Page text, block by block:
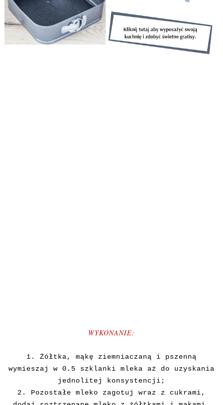
WYKONANIE:
1. Żółtka, mąkę ziemniaczaną i pszenną
wymieszaj w 0.5 szklanki mleka aż do uzyskania
jednolitej konsystencji;
2. Pozostałe mleko zagotuj wraz z cukrami,